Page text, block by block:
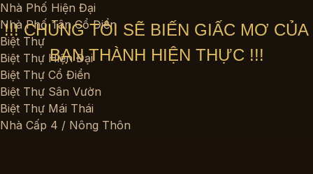
Nhà Phố Hiện Đại
Nhà Phố Tân Cổ Điển
Biệt Thự
Biệt Thự Hiện Đại
Biệt Thự Cổ Điển
Biệt Thự Sân Vườn
Biệt Thự Mái Thái
Nhà Cấp 4 / Nông Thôn
!!! CHÚNG TÔI SẼ BIẾN GIẤC MƠ CỦA
BẠN THÀNH HIỆN THỰC !!!